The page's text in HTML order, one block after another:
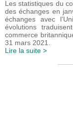
Les statistiques du
des échanges en
échanges avec
évolutions
commerce
31 mars 2021.
Lire la suite >